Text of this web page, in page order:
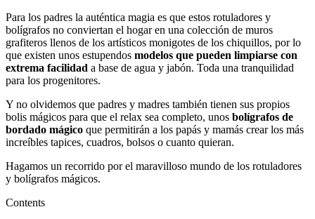
Para los padres la auténtica magia es que estos rotuladores y
bolígrafos no conviertan el hogar en una colección de muros
grafiteros llenos de los artísticos monigotes de los chiquillos, por lo
que existen unos estupendos modelos que pueden limpiarse con
extrema facilidad a base de agua y jabón. Toda una tranquilidad
para los progenitores.
Y no olvidemos que padres y madres también tienen sus propios
bolis mágicos para que el relax sea completo, unos bolígrafos de
bordado mágico que permitirán a los papás y mamás crear los más
increíbles tapices, cuadros, bolsos o cuanto quieran.
Hagamos un recorrido por el maravilloso mundo de los rotuladores
y bolígrafos mágicos.
Contents